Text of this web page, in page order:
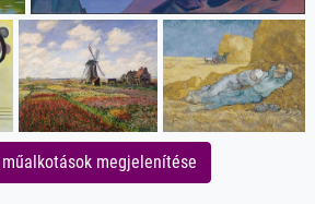
megjelenítése